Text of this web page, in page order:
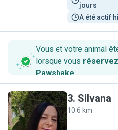
jours
A été actif
Vous et votre animal
lorsque vous
Pawshake.
S
3. Silvana
10.6 km